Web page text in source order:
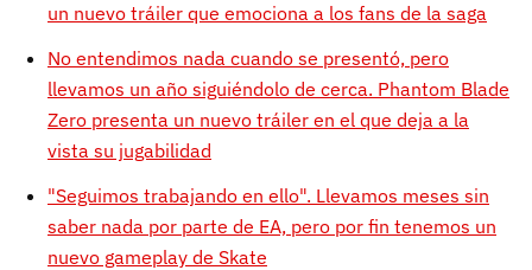
un nuevo tráiler que emociona a los fans de la saga
No entendimos nada cuando se presentó, pero
llevamos un año siguiéndolo de cerca. Phantom Blade
Zero presenta un nuevo tráiler en el que deja a la
vista su jugabilidad
"Seguimos trabajando en ello". Llevamos meses sin
saber nada por parte de EA, pero por fin tenemos un
nuevo gameplay de Skate